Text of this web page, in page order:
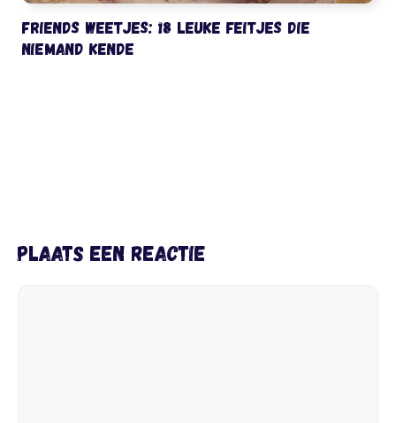
Friends weetjes: 18 leuke feitjes die
niemand kende
Plaats een reactie